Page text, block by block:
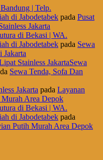
| Telp.
di Jabodetabek pada Pusat
Jakarta
di Bekasi | WA.
di Jabodetabek pada Sewa
Jakarta
Stainless JakartaSewa
Sewa Tenda, Sofa Dan
Jakarta pada Layanan
Murah Area Depok
di Bekasi | WA.
di Jabodetabek pada
Putih Murah Area Depok